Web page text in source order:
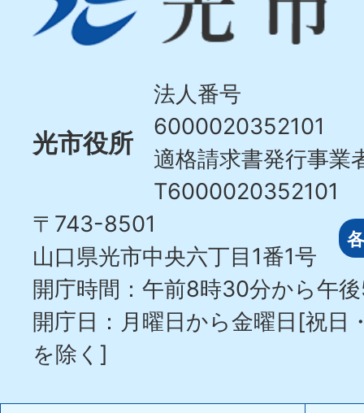
市
Hikari
光市役所
法人番号
6000020352101
適格請求書発行事業
T6000020352101
〒743-8501
山口県光市中央六丁目1番1号
開庁時間：午前8時30分から午
開庁日：月曜日から金曜日[祝日
を除く]